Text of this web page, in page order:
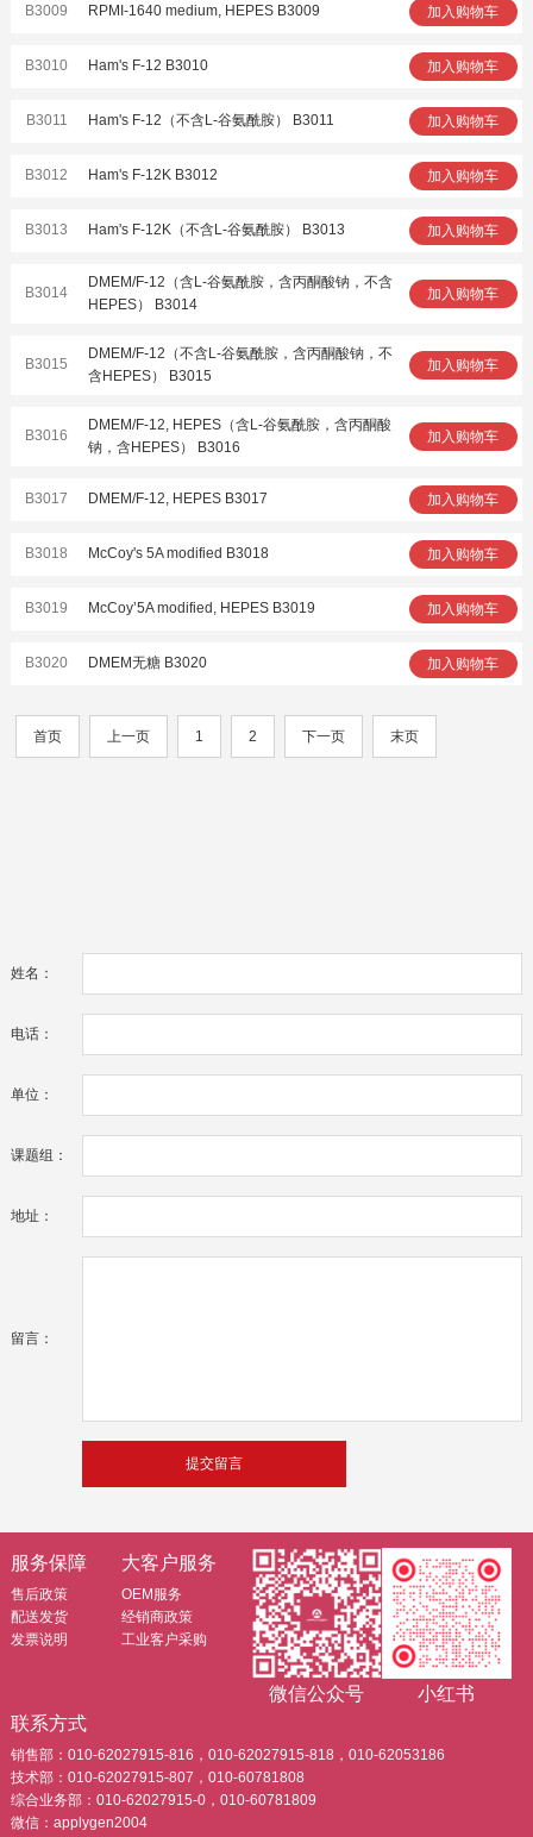
B3009 RPMI-1640 medium, HEPES B3009 加入购物车
B3010 Ham's F-12 B3010 加入购物车
B3011 Ham's F-12（不含L-谷氨酰胺） B3011 加入购物车
B3012 Ham's F-12K B3012 加入购物车
B3013 Ham's F-12K（不含L-谷氨酰胺） B3013 加入购物车
B3014
DMEM/F-12（含L-谷氨酰胺，含丙酮酸钠，不含
HEPES） B3014
加入购物车
B3015
DMEM/F-12（不含L-谷氨酰胺，含丙酮酸钠，不
含HEPES） B3015
加入购物车
B3016
DMEM/F-12, HEPES（含L-谷氨酰胺，含丙酮酸
钠，含HEPES） B3016
加入购物车
B3017 DMEM/F-12, HEPES B3017 加入购物车
B3018 McCoy's 5A modified B3018 加入购物车
B3019 McCoy’5A modified, HEPES B3019 加入购物车
B3020 DMEM无糖 B3020 加入购物车
首页 上一页 1 2 下一页 末页
姓名：
电话：
单位：
课题组：
地址：
留言：
服务保障
售后政策
配送发货
发票说明
大客户服务
OEM服务
经销商政策
工业客户采购
微信公众号
小红书
联系方式
销售部：010-62027915-816，010-62027915-818，010-62053186
技术部：010-62027915-807，010-60781808
综合业务部：010-62027915-0，010-60781809
微信：applygen2004